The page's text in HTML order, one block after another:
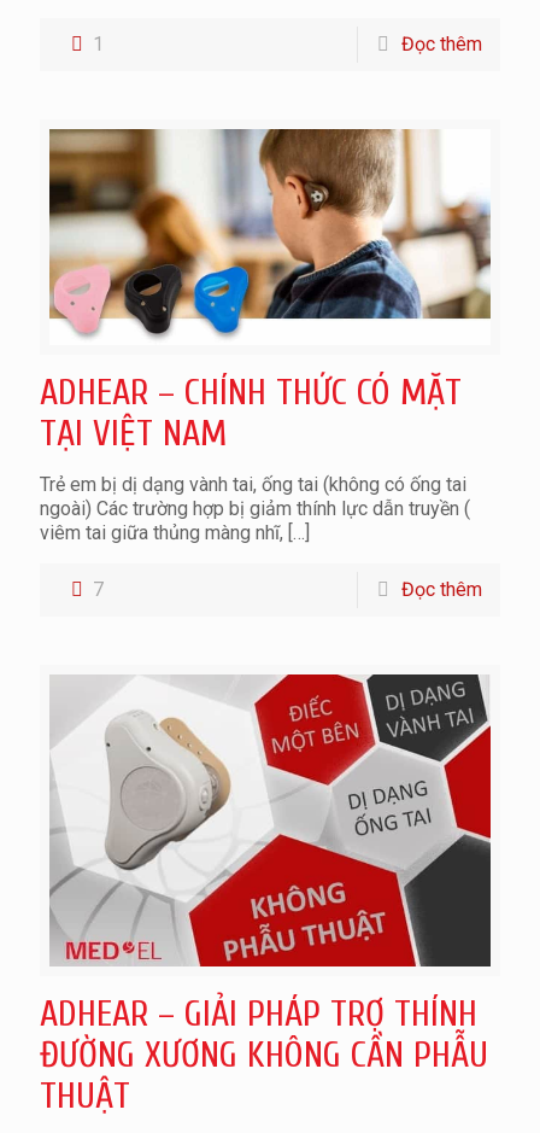
1 Đọc thêm
ADHEAR – CHÍNH THỨC CÓ MẶT
TẠI VIỆT NAM
Trẻ em bị dị dạng vành tai, ống tai (không có ống tai
ngoài) Các trường hợp bị giảm thính lực dẫn truyền (
viêm tai giữa thủng màng nhĩ, […]
7 Đọc thêm
ADHEAR – GIẢI PHÁP TRỢ THÍNH
ĐƯỜNG XƯƠNG KHÔNG CẦN PHẪU
THUẬT